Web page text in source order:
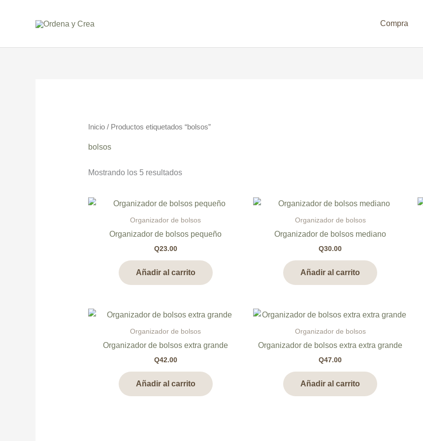
Compra
Inicio/ Productos etiquetados “bolsos”
bolsos
Mostrando los 5 resultados
Organizador de bolsos
Organizador de bolsos pequeño
Q23.00
Añadir al carrito
Organizador de bolsos
Organizador de bolsos mediano
Q30.00
Añadir al carrito
Organizador de bolsos
Organizador de bolsos extra grande
Q42.00
Añadir al carrito
Organizador de bolsos
Organizador de bolsos extra extra grande
Q47.00
Añadir al carrito